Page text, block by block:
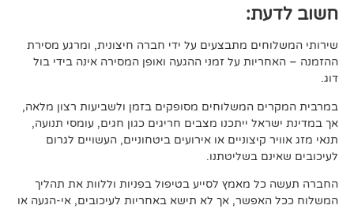
מתבצעים על ידי חברה חיצונית, ומרגע מסירת
על זמני ההגעה ואופן המסירה אינה בידי בול
המשלוחים מסופקים בזמן ולשביעות רצון מלאה,
ייתכנו מצבים חריגים כגון חגים, עומסי תנועה,
או אירועים ביטחוניים, העשויים לגרום
בשליטתנו.
מאמץ לסייע בטיפול בפניות וללוות את תהליך
אך לא תישא באחריות לעיכובים, אי-הגעה או